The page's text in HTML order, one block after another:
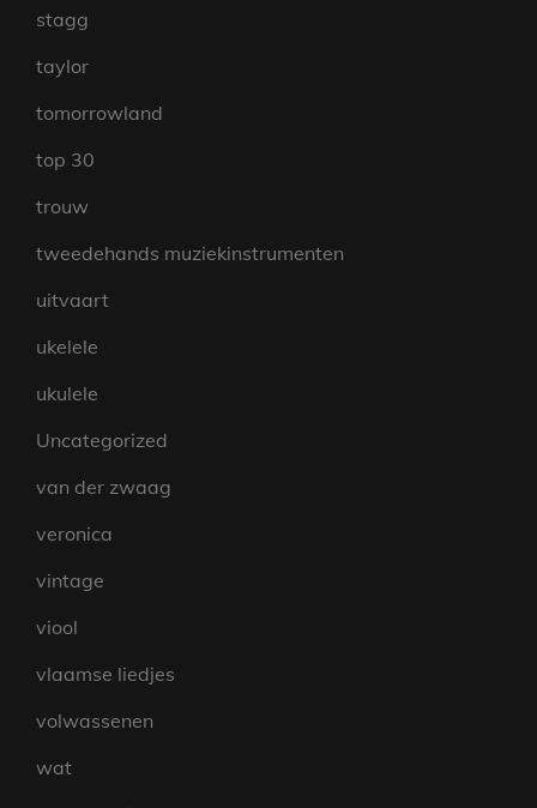
stagg
taylor
tomorrowland
top 30
trouw
tweedehands muziekinstrumenten
uitvaart
ukelele
ukulele
Uncategorized
van der zwaag
veronica
vintage
viool
vlaamse liedjes
volwassenen
wat